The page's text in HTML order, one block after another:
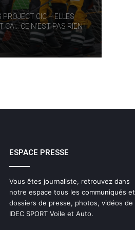
PROJECT CIC – ELLES
CA… CE N’EST PAS RIEN !
PROJECT CIC – CARNET
de retour sur la Route du
Alexia Barrier
CIC : un record du
une aventure
par IDEC SPORT
ESPACE PRESSE
Vous êtes journaliste, retrouvez dans
notre espace tous les communiqués et
dossiers de presse, photos, vidéos de
IDEC SPORT Voile et Auto.